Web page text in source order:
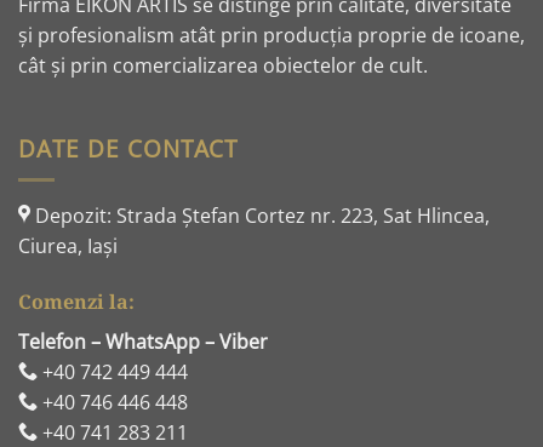
și profesionalism atât prin producția proprie de icoane,
cât și prin comercializarea obiectelor de cult.
DATE DE CONTACT
Depozit: Strada Ştefan Cortez nr. 223, Sat Hlincea,
Ciurea, Iaşi
Comenzi la:
Telefon – WhatsApp – Viber
+40 742 449 444
+40 746 446 448
+40 741 283 211